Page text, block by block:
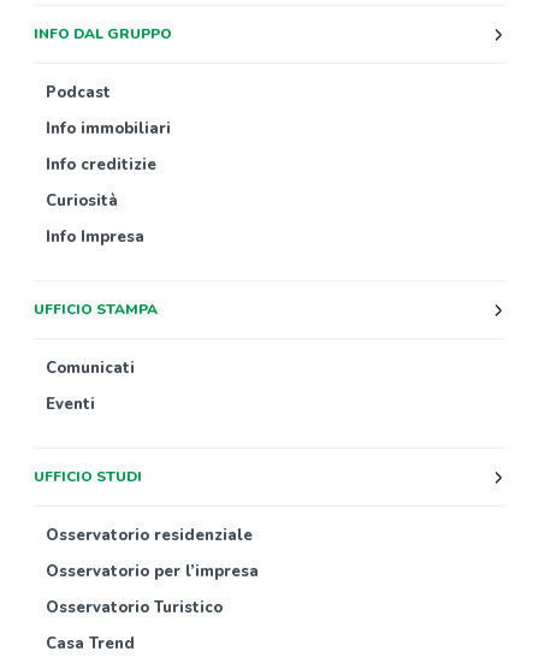
INFO DAL GRUPPO
Podcast
Info immobiliari
Info creditizie
Curiosità
Info Impresa
UFFICIO STAMPA
Comunicati
Eventi
UFFICIO STUDI
Osservatorio residenziale
Osservatorio per l’impresa
Osservatorio Turistico
Casa Trend